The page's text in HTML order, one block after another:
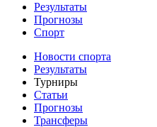
Результаты
Прогнозы
Спорт
Новости спорта
Результаты
Турниры
Статьи
Прогнозы
Трансферы